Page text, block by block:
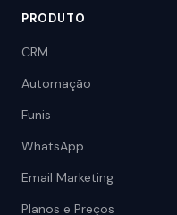
PRODUTO
CRM
Automação
Funis
WhatsApp
Email Marketing
Planos e Preços